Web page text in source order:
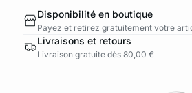
Disponibilité en boutique
Payez et retirez gratuitement votre
Livraisons et retours
Livraison gratuite dès 80,00 €